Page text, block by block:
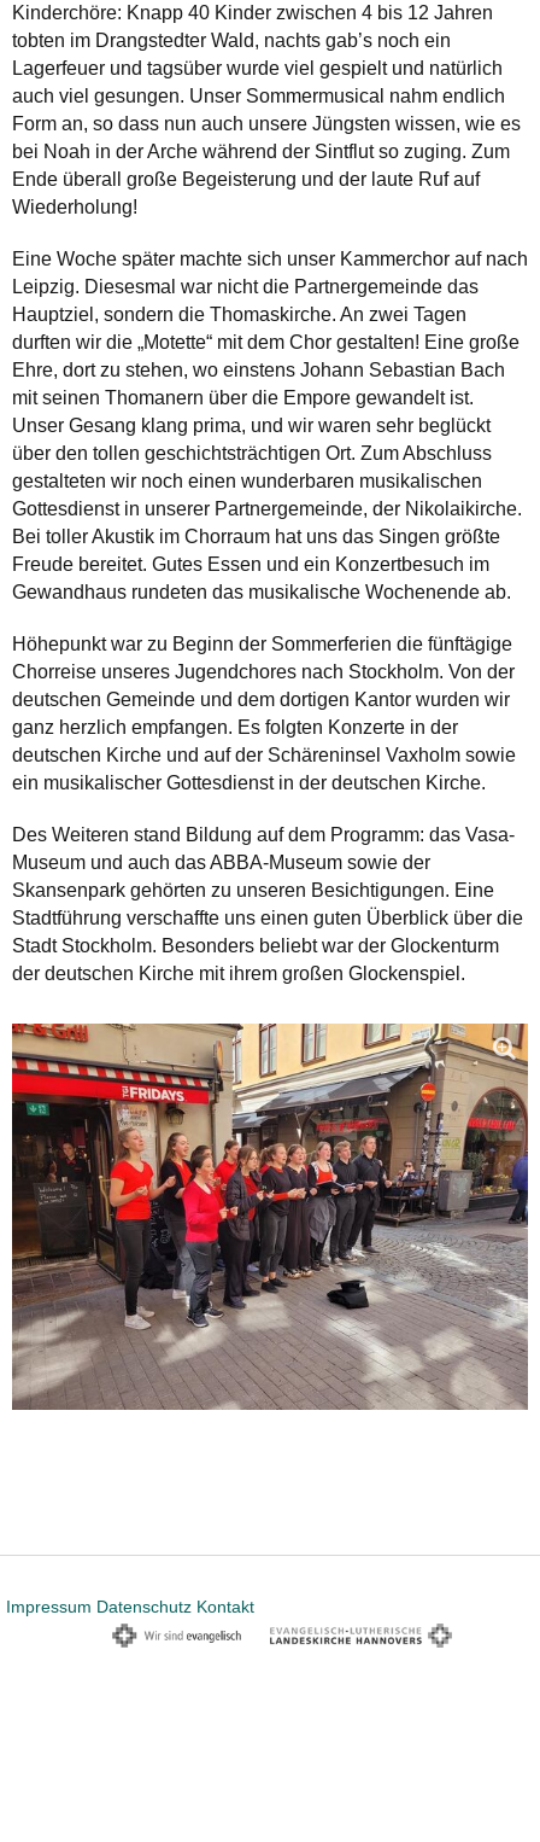
Kinderchöre: Knapp 40 Kinder zwischen 4 bis 12 Jahren
tobten im Drangstedter Wald, nachts gab’s noch ein
Lagerfeuer und tagsüber wurde viel gespielt und natürlich
auch viel gesungen. Unser Sommermusical nahm endlich
Form an, so dass nun auch unsere Jüngsten wissen, wie es
bei Noah in der Arche während der Sintflut so zuging. Zum
Ende überall große Begeisterung und der laute Ruf auf
Wiederholung!
Eine Woche später machte sich unser Kammerchor auf nach
Leipzig. Diesesmal war nicht die Partnergemeinde das
Hauptziel, sondern die Thomaskirche. An zwei Tagen
durften wir die „Motette“ mit dem Chor gestalten! Eine große
Ehre, dort zu stehen, wo einstens Johann Sebastian Bach
mit seinen Thomanern über die Empore gewandelt ist.
Unser Gesang klang prima, und wir waren sehr beglückt
über den tollen geschichtsträchtigen Ort. Zum Abschluss
gestalteten wir noch einen wunderbaren musikalischen
Gottesdienst in unserer Partnergemeinde, der Nikolaikirche.
Bei toller Akustik im Chorraum hat uns das Singen größte
Freude bereitet. Gutes Essen und ein Konzertbesuch im
Gewandhaus rundeten das musikalische Wochenende ab.
Höhepunkt war zu Beginn der Sommerferien die fünftägige
Chorreise unseres Jugendchores nach Stockholm. Von der
deutschen Gemeinde und dem dortigen Kantor wurden wir
ganz herzlich empfangen. Es folgten Konzerte in der
deutschen Kirche und auf der Schäreninsel Vaxholm sowie
ein musikalischer Gottesdienst in der deutschen Kirche.
Des Weiteren stand Bildung auf dem Programm: das Vasa-
Museum und auch das ABBA-Museum sowie der
Skansenpark gehörten zu unseren Besichtigungen. Eine
Stadtführung verschaffte uns einen guten Überblick über die
Stadt Stockholm. Besonders beliebt war der Glockenturm
der deutschen Kirche mit ihrem großen Glockenspiel.
Impressum Datenschutz Kontakt